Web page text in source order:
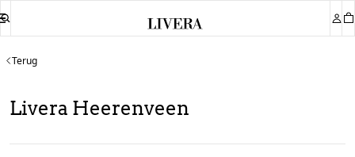
Terug
Livera Heerenveen